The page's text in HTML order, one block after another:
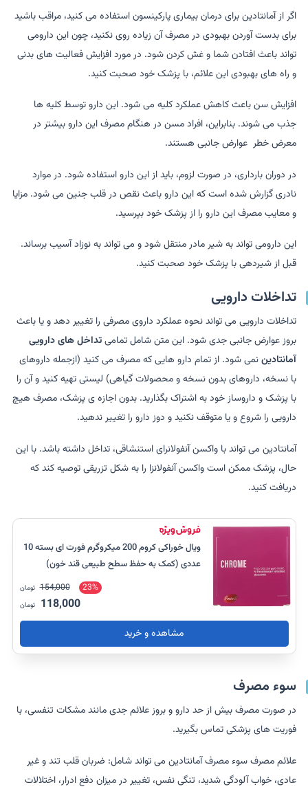
اگر از آمانتادین برای درمان بیماری پارکینسون استفاده می کنید، مراقب باشید
برای بدست آوردن بهبودی در مصرف آن زیاده روی نکنید، چون این دارومی
تواند باعث افتادن شما و غش کردن شود. در مورد افزایش فعالیت های بدنی
و راه های بهبودی این علائم، با پزشک خود صحبت کنید.
افزایش سن باعث کاهش عملکرد کلیه می شود. این دارو توسط کلیه ها
جذب می شوند. بنابراین، افراد مسن در هنگام مصرف این دارو بیشتر در
معرض خطر عوارض جانبی هستند.
در دوران بارداری، در صورت لزوم، باید از این دارو استفاده شود. در موارد
نادری گزارش شده است که این دارو باعث نقص در قلب جنین می شود. مزایا
و معایب مصرف این دارو را از پزشک خود بپرسید.
این دارومی تواند به شیر مادر منتقل شود و می تواند به نوزاد آسیب برساند.
قبل از شیردهی با پزشک خود صحبت کنید.
تداخلات دارویی
تداخلات دارویی می تواند نحوه عملکرد داروی مصرفی را تغییر دهد و یا باعث
بروز عوارض جانبی جدی شود. این متن شامل تمامیتداخل های دارویی
آمانتادیننمی شود. از تمام دارو هایی که مصرف می کنید (ازجمله داروهای
با نسخه، داروهای بدون نسخه و محصولات گیاهی) لیستی تهیه کنید و آن را
با پزشک و داروساز خود به اشتراک بگذارید. بدون اجازه ی پزشک، مصرف هیچ
دارویی را شروع و یا متوقف نکنید و دوز دارو را تغییر ندهید.
آمانتادین می تواند با واکسن آنفولانرای استنشاقی، تداخل داشته باشد. با این
حال، پزشک ممکن است واکسن آنفولانزا را به شکل تزریقی توصیه کند که
دریافت کنید.
ویال خوراکی کروم 200 میکروگرم فورت ای بسته 10
عددی (کمک به حفظ سطح طبیعی قند خون)
23%
154,000 تومان
118,000 تومان
مشاهده و خرید
سوء مصرف
در صورت مصرف بیش از حد دارو و بروز علائم جدی مانند مشکات تنفسی، با
فوریت های پزشکی تماس بگیرید.
علائم مصرف سوء مصرف آمانتادین می تواند شامل: ضربان قلب تند و غیر
عادی، خواب آلودگی شدید، تنگی نفس، تغییر در میزان دفع ادرار، اختلالات